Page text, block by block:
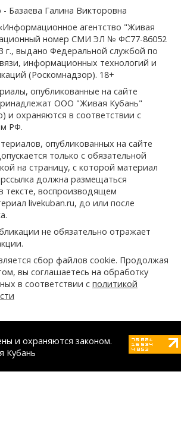
Базаева Галина Викторовна
агентство "Живая
номер СМИ ЭЛ № ФС77-86052
г., выдано Федеральной службой по
информационных технологий и
(Роскомнадзор). 18+
опубликованные на сайте
ООО "Живая Кубань"
и охраняются в соответствии с
РФ.
опубликованных на сайте
только с обязательной
на страницу, с которой материал
должна размещаться
тексте, воспроизводящем
livekuban.ru, до или после
не обязательно отражает
сбор файлов cookie. Продолжая
вы соглашаетесь на обработку
в соответствии с политикой
и охраняются законом.
Кубань